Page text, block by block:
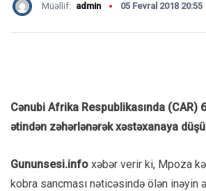
Müəllif: admin 05 Fevral 2018 20:55
Cənubi Afrika Respublikasında (CAR)
ətindən zəhərlənərək xəstəxanaya
Gununsesi.info xəbər verir ki, Mpoza
kobra sancması nəticəsində ölən inəyin